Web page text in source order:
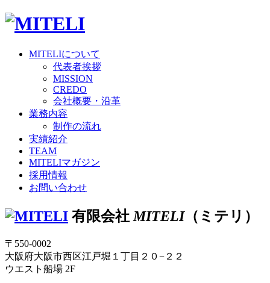
MITELIについて
代表者挨拶
MISSION
CREDO
会社概要・沿革
業務内容
制作の流れ
実績紹介
TEAM
MITELIマガジン
採用情報
お問い合わせ
有限会社 MITELI（ミテリ）
〒550-0002
大阪府大阪市西区江戸堀１丁目２０−２２
ウエスト船場 2F